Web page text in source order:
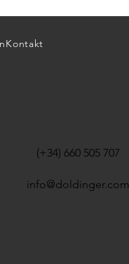
Kontakt
(+34) 660 505 707
info@doldinger.com